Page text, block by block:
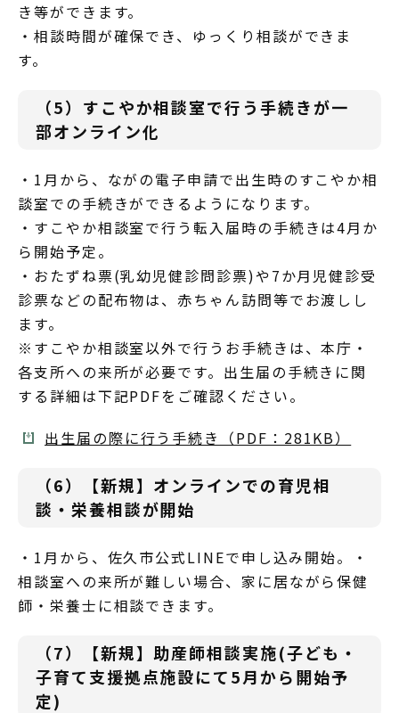
き等ができます。
・相談時間が確保でき、ゆっくり相談ができま
す。
（5）すこやか相談室で行う手続きが一
部オンライン化
・1月から、ながの電子申請で出生時のすこやか相
談室での手続きができるようになります。
・すこやか相談室で行う転入届時の手続きは4月か
ら開始予定。
・おたずね票(乳幼児健診問診票)や7か月児健診受
診票などの配布物は、赤ちゃん訪問等でお渡しし
ます。
※すこやか相談室以外で行うお手続きは、本庁・
各支所への来所が必要です。出生届の手続きに関
する詳細は下記PDFをご確認ください。
出生届の際に行う手続き（PDF：281KB）
（6）【新規】オンラインでの育児相
談・栄養相談が開始
・1月から、佐久市公式LINEで申し込み開始。・
相談室への来所が難しい場合、家に居ながら保健
師・栄養士に相談できます。
（7）【新規】助産師相談実施(子ども・
子育て支援拠点施設にて5月から開始予
定)